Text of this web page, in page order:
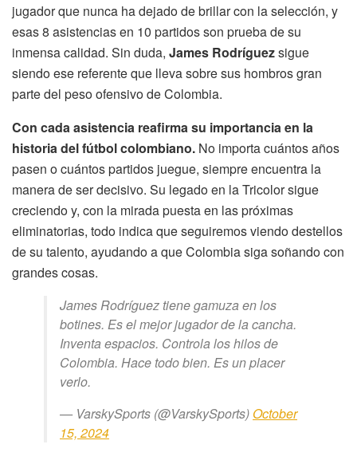
jugador que nunca ha dejado de brillar con la selección, y
esas 8 asistencias en 10 partidos son prueba de su
inmensa calidad. Sin duda, James Rodríguezsigue
siendo ese referente que lleva sobre sus hombros gran
parte del peso ofensivo de Colombia.
Con cada asistencia reafirma su importancia en la
historia del fútbol colombiano. No importa cuántos años
pasen o cuántos partidos juegue, siempre encuentra la
manera de ser decisivo. Su legado en la Tricolor sigue
creciendo y, con la mirada puesta en las próximas
eliminatorias, todo indica que seguiremos viendo destellos
de su talento, ayudando a que Colombia siga soñando con
grandes cosas.
James Rodríguez tiene gamuza en los
botines. Es el mejor jugador de la cancha.
Inventa espacios. Controla los hilos de
Colombia. Hace todo bien. Es un placer
verlo.
— VarskySports (@VarskySports) October
15, 2024